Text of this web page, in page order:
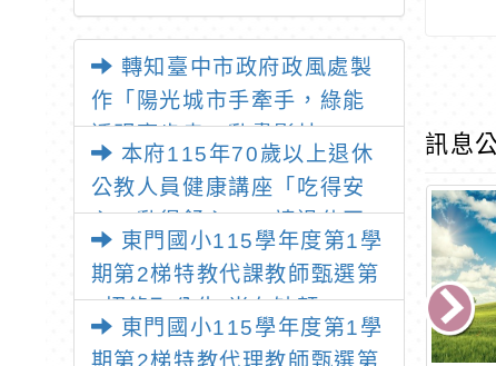
轉知臺中市政府政風處製
作「陽光城市手牽手，綠能
透明齊步走」動畫影片
本府115年70歲以上退休
公教人員健康講座「吃得安
心，動得舒心」，請退休同
仁踴躍參加
東門國小115學年度第1學
期第2梯特教代課教師甄選第
1招錄取公告(尚有缺額)
東門國小115學年度第1學
期第2梯特教代理教師甄選第
訊息